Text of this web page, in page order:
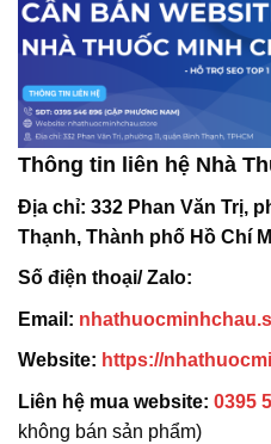
Thông tin liên hệ Nhà
Địa chỉ: 332 Phan Văn Trị,
Thạnh, Thành phố Hồ Chí
Số điện thoại/ Zalo:
Email:
Website: https://
Liên hệ mua website: 0395
không bán sản phẩm)